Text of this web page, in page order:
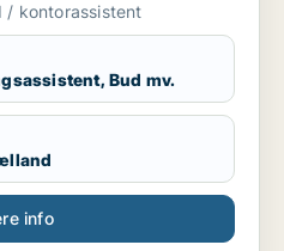
/ kontorassistent
Bud mv.
info